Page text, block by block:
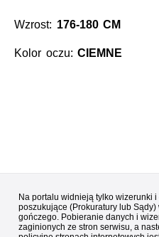
Wzrost: 176-180 CM
Kolor oczu:CIEMNE
Na portalu widnieją tylko wizerunki
poszukujące (Prokuratury lub
gończego. Pobieranie danych i
zaginionych ze stron serwisu, a